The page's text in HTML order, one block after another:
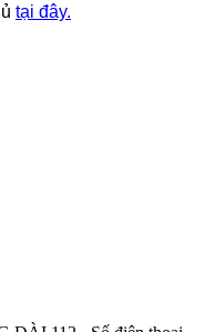
tại đây.